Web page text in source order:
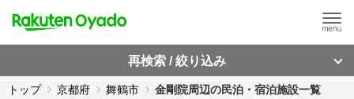
再検索 / 絞り込み
トップ 京都府 舞鶴市 金剛院周辺の民泊・宿泊施設一覧